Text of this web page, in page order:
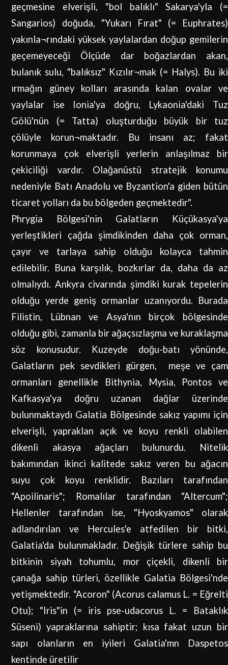
geçmesine elverişli, "bol balıklı" Sakarya'yla (=
Sangarios) doğuda, "Yukarı Fırat" (= Euphrates)
yakınla¬rındaki yüksek yaylalardan doğup gemilerin
geçemeyeceği Ölçüde dar boğazlardan akan,
bulanık sulu, "balıksız" Kızılır¬mak (= Halys). Bu iki
ırmağın güney kolları arasında kalan ovalar ve
yaylalar ise Ionia'ya doğru, Lykaonia'daki Tuz
Gölü'nün (= Tatta) oluşturduğu büyük bir tuz
çölüyle korun¬maktadır. Bu insanı az; fakat
korunmaya çok elverişli yerlerin anlaşılmaz bir
çekiciliği vardır. Olağanüstü stratejik konumu
nedeniyle Batı Anadolu ve Byzantion'a giden bütün
ticaret yolları da bu bölgeden geçmektedir".
Phrygia Bölgesi'nin Galatların Küçükasya'ya
yerleştikleri çağda şimdikinden daha çok orman,
çayır ve tarlaya sahip olduğu kolayca tahmin
edilebilir. Buna karşılık, bozkırlar da, daha da az
olmalıydı. Ankyra civarında şimdiki kurak tepelerin
olduğu yerde geniş ormanlar uzanıyordu. Burada
Filistin, Lübnan ve Asya'nın birçok bölgesinde
olduğu gibi, zamanla bir ağaçsızlaşma ve kuraklaşma
söz konusudur. Kuzeyde doğu-batı yönünde,
Galatların pek sevdikleri gürgen, meşe ve çam
ormanları genellikle Bithynia, Mysia, Pontos ve
Kafkasya'ya doğru uzanan dağlar üzerinde
bulunmaktaydı Galatia Bölgesinde sakız yapımı için
elverişli, yapraklan açık ve koyu renkli olabilen
dikenli akasya ağaçları bulunurdu. Nitelik
bakımından ikinci kalitede sakız veren bu ağacın
suyu çok koyu renklidir. Bazıları tarafından
"Apoilinaris"; Romalılar tarafından "Altercum";
Hellenler tarafından İse, "Hyoskyamos" olarak
adlandırılan ve Hercules'e atfedilen bir bitki,
Galatia'da bulunmakladır. Değişik türlere sahip bu
bitkinin siyah tohumlu, mor çiçekli, dikenli bir
çanağa sahip türleri, özellikle Galatia Bölgesi'nde
yetişmektedir. "Acoron" (Acorus calamus L. = Eğrelti
Otu); "Iris"in (= iris pse-udacorus L. = Bataklık
Süseni) yapraklarına sahiptir; kısa fakat uzun bir
sapı olanların en iyileri Galatia'mn Daspetos
kentinde üretilir